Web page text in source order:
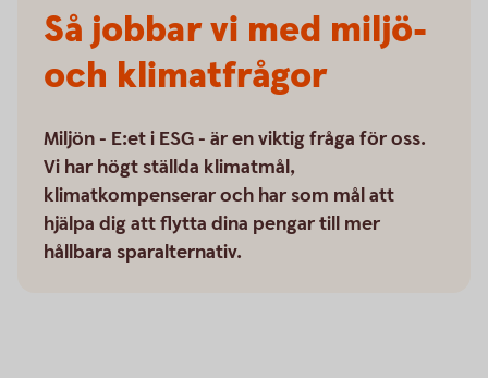
Så jobbar vi med miljö-
och klimatfrågor
Miljön - E:et i ESG - är en viktig fråga för oss.
Vi har högt ställda klimatmål,
klimatkompenserar och har som mål att
hjälpa dig att flytta dina pengar till mer
hållbara sparalternativ.